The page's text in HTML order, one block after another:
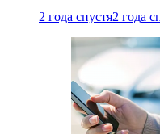
2 года спустя2 года